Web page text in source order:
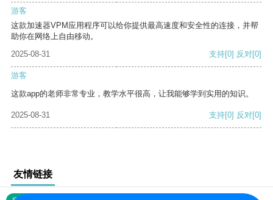
游客
这款加速器VPM应用程序可以给你提供最高速度和安全性的连接，并帮
助你在网络上自由移动。
2025-08-31
支持[0] 反对[0]
游客
这款app的老师非常专业，教学水平很高，让我能够学到实用的知识。
2025-08-31 支持[0] 反对[0]
友情链接